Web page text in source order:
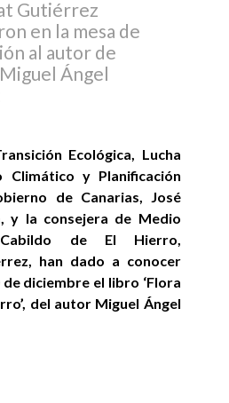
Gutiérrez
en la mesa de
al autor de
Ángel
Ecológica, Lucha
Climático y Planificación
de Canarias, José
y la consejera de Medio
de El Hierro,
han dado a conocer
diciembre el libro ‘Flora
del autor Miguel Ángel